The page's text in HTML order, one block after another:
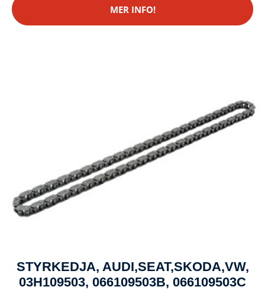
MER INFO!
STYRKEDJA, AUDI,SEAT,SKODA,VW,
03H109503, 066109503B, 066109503C